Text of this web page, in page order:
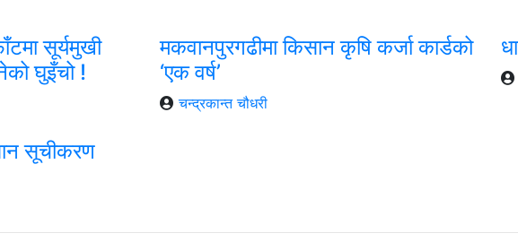
सूर्यमुखी
घुइँचो !
मकवानपुरगढीमा किसान कृषि कर्जा कार्डको
‘एक वर्ष’
चन्द्रकान्त चौधरी
सूचीकरण